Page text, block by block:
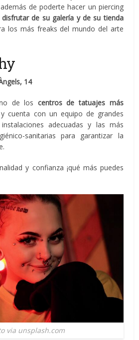
de poderte hacer un piercing
disfrutar de su galería y de su tienda
los más freaks del mundo del arte
14
de los centros de tatuajes más
y cuenta con un equipo de grandes
adecuadas y las más
sanitarias para garantizar la
y confianza ¡qué más puedes
via unsplash.com